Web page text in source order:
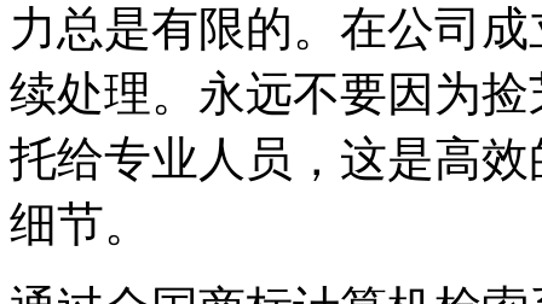
力总是有限的。在公司
续处理。永远不要因为
托给专业人员，这是高
细节。